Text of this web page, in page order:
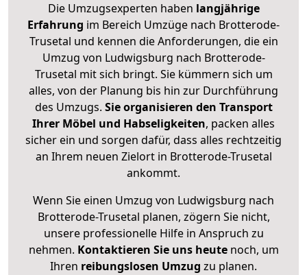
Die Umzugsexperten haben langjährige
Erfahrung im Bereich Umzüge nach Brotterode-
Trusetal und kennen die Anforderungen, die ein
Umzug von Ludwigsburg nach Brotterode-
Trusetal mit sich bringt. Sie kümmern sich um
alles, von der Planung bis hin zur Durchführung
des Umzugs. Sie organisieren den Transport
Ihrer Möbel und Habseligkeiten, packen alles
sicher ein und sorgen dafür, dass alles rechtzeitig
an Ihrem neuen Zielort in Brotterode-Trusetal
ankommt.
Wenn Sie einen Umzug von Ludwigsburg nach
Brotterode-Trusetal planen, zögern Sie nicht,
unsere professionelle Hilfe in Anspruch zu
nehmen. Kontaktieren Sie uns heutenoch, um
Ihren reibungslosen Umzug zu planen.